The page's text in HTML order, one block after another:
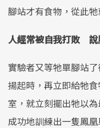
腳站才有食物，從此牠
人經常被自我打敗 說
實驗者又等牠單腳站
揚起時，再立即給牠
室，就立刻擺出牠以
成功地訓練出一隻鳳